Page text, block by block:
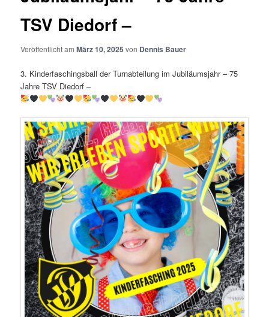
TSV Diedorf –
Veröffentlicht amMärz 10, 2025 von Dennis Bauer
3. Kinderfaschingsball der Turnabteilung im Jubiläumsjahr – 75
Jahre TSV Diedorf –